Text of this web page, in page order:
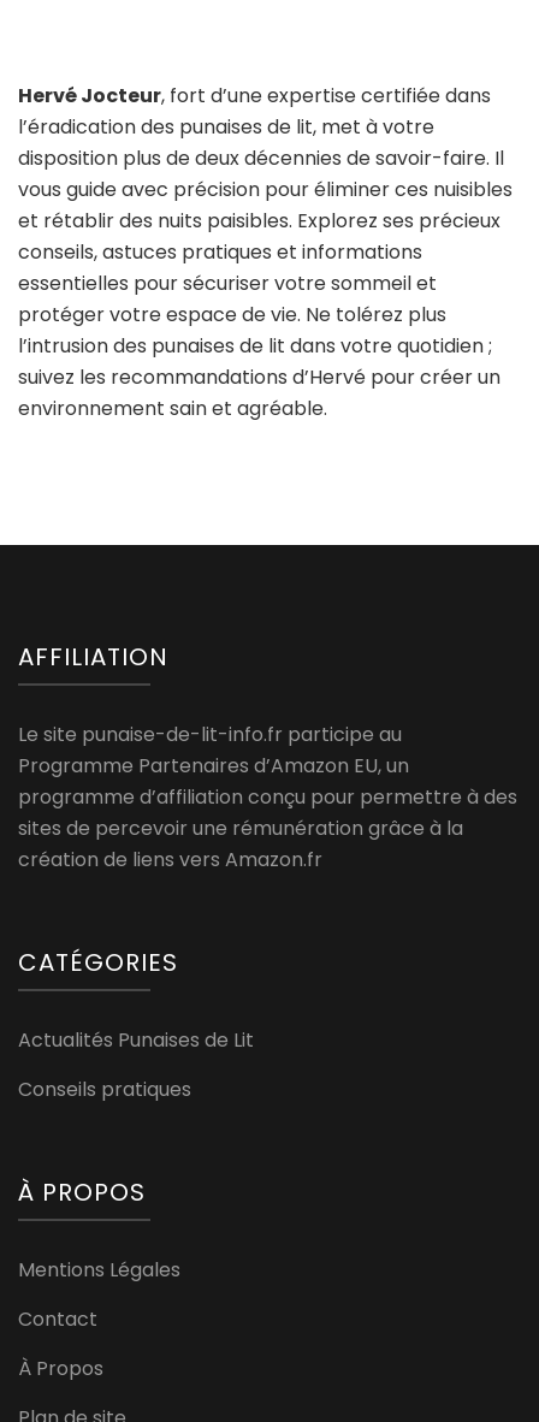
Hervé Jocteur, fort d’une expertise certifiée dans
l’éradication des punaises de lit, met à votre
disposition plus de deux décennies de savoir-faire. Il
vous guide avec précision pour éliminer ces nuisibles
et rétablir des nuits paisibles. Explorez ses précieux
conseils, astuces pratiques et informations
essentielles pour sécuriser votre sommeil et
protéger votre espace de vie. Ne tolérez plus
l’intrusion des punaises de lit dans votre quotidien ;
suivez les recommandations d’Hervé pour créer un
environnement sain et agréable.
AFFILIATION
Le site punaise-de-lit-info.fr participe au
Programme Partenaires d’Amazon EU, un
programme d’affiliation conçu pour permettre à des
sites de percevoir une rémunération grâce à la
création de liens vers Amazon.fr
CATÉGORIES
Actualités Punaises de Lit
Conseils pratiques
À PROPOS
Mentions Légales
Contact
À Propos